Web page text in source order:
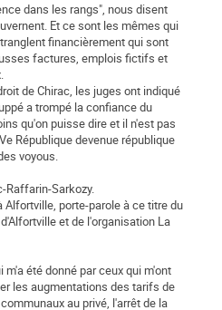
dans les rangs", nous disent
Et ce sont les mêmes qui
financièrement qui sont
factures, emplois fictifs et
de Chirac, les juges ont indiqué
a trompé la confiance du
qu'on puisse dire et il n'est pas
République devenue république
voyous.
Raffarin-Sarkozy.
porte-parole à ce titre du
et de l'organisation La
été donné par ceux qui m'ont
les augmentations des tarifs de
au privé, l'arrêt de la